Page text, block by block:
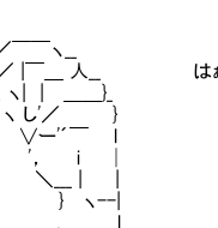
__
人__ はぁ
＿＿}_
'／ }
￣ l
i │
| |
--|
l